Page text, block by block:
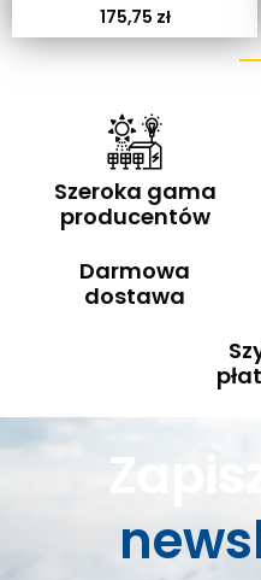
175,75 zł
Szeroka gama
producentów
Darmowa
dostawa